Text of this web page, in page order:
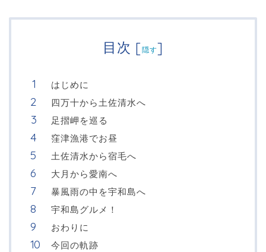
目次 [隠す]
はじめに
四万十から土佐清水へ
足摺岬を巡る
窪津漁港でお昼
土佐清水から宿毛へ
大月から愛南へ
暴風雨の中を宇和島へ
宇和島グルメ！
おわりに
今回の軌跡